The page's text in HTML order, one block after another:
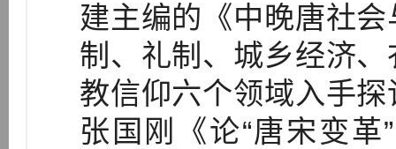
建主编的《中晚唐社
制、礼制、城乡经济
教信仰六个领域入手
张国刚《论“唐宋变